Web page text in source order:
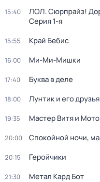
15:40 ЛОЛ. Сюрпрайз!
Серия 1-я
15:55 Край Бебис
16:00 Ми-Ми-Мишки
17:40 Буква в деле
18:00 Лунтик и его друзья
19:35 Мастер Витя и
20:00 Спокойной ночи,
20:15 Геройчики
21:30 Метал Кард Бот